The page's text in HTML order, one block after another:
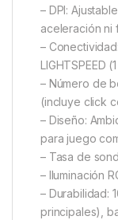
– DPI:
aceleración ni
–
LIGHTSPEED
– Número de
(incluye click
– Diseño:
para juego
– Tasa de
– Iluminación
– Durabilidad:
principales),